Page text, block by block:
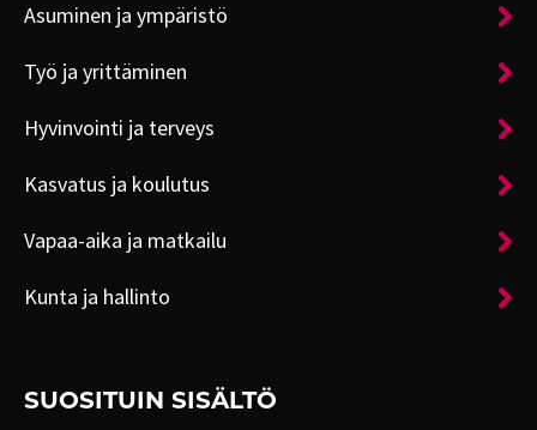
Asuminen ja ympäristö
Työ ja yrittäminen
Hyvinvointi ja terveys
Kasvatus ja koulutus
Vapaa-aika ja matkailu
Kunta ja hallinto
SUOSITUIN SISÄLTÖ